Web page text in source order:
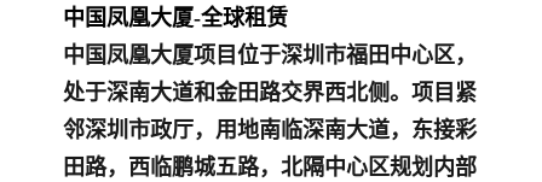
中国凤凰大厦-全球租赁
中国凤凰大厦项目位于深圳市福田中心区，
处于深南大道和金田路交界西北侧。项目紧
邻深圳市政厅，用地南临深南大道，东接彩
田路，西临鹏城五路，北隔中心区规划内部